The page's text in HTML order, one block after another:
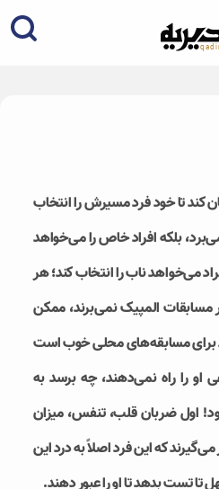
ی غدیریه-بیانات استاد
کند تا خود فرد مسیرش را انتخاب
بلکه افراد خاص را می‌خواهد
می‌خواهد ناب را انتخاب کند؛ هر
مسابقات المپیک نمی‌برند، ممکن
برای مسابقه‌های محلی خوب است
را راه نمی‌دهند، چه برسد به
اول ضربان قلب، تنفس، میزان
که این فرد اصلاً به درد این
تا تست بدهد تا او را عبور دهند.